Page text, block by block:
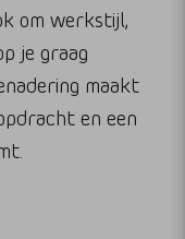
om werkstijl,
je graag
maakt
en een